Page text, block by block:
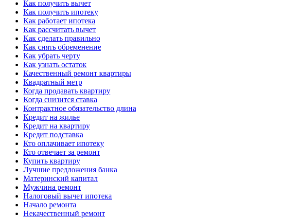
Как получить вычет
Как получить ипотеку
Как работает ипотека
Как рассчитать вычет
Как сделать правильно
Как снять обременение
Как убрать черту
Как узнать остаток
Качественный ремонт квартиры
Квадратный метр
Когда продавать квартиру
Когда снизится ставка
Контрактное обязательство длина
Кредит на жилье
Кредит на квартиру
Кредит подставка
Кто оплачивает ипотеку
Кто отвечает за ремонт
Купить квартиру
Лучшие предложения банка
Материнский капитал
Мужчина ремонт
Налоговый вычет ипотека
Начало ремонта
Некачественный ремонт